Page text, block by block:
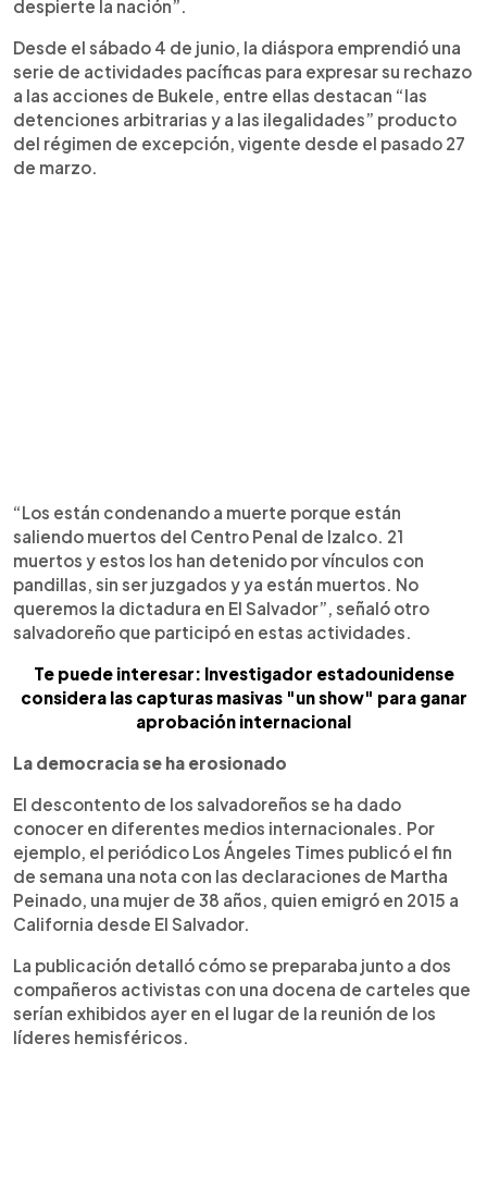
despierte la nación”.
Desde el sábado 4 de junio, la diáspora emprendió una
serie de actividades pacíficas para expresar su rechazo
a las acciones de Bukele, entre ellas destacan “las
detenciones arbitrarias y a las ilegalidades” producto
del régimen de excepción, vigente desde el pasado 27
de marzo.
“Los están condenando a muerte porque están
saliendo muertos del Centro Penal de Izalco. 21
muertos y estos los han detenido por vínculos con
pandillas, sin ser juzgados y ya están muertos. No
queremos la dictadura en El Salvador”, señaló otro
salvadoreño que participó en estas actividades.
Te puede interesar: Investigador estadounidense
considera las capturas masivas "un show" para ganar
aprobación internacional
La democracia se ha erosionado
El descontento de los salvadoreños se ha dado
conocer en diferentes medios internacionales. Por
ejemplo, el periódico Los Ángeles Times publicó el fin
de semana una nota con las declaraciones de Martha
Peinado, una mujer de 38 años, quien emigró en 2015 a
California desde El Salvador.
La publicación detalló cómo se preparaba junto a dos
compañeros activistas con una docena de carteles que
serían exhibidos ayer en el lugar de la reunión de los
líderes hemisféricos.